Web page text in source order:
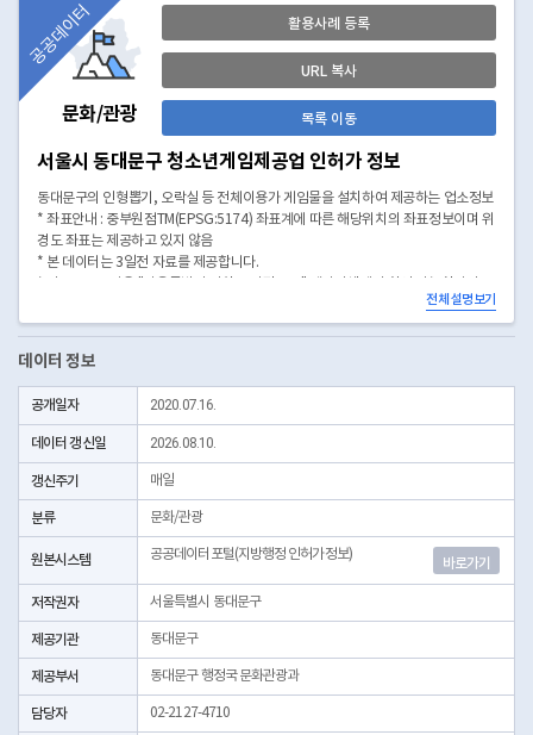
문화/관광
공공데이터 활용사례 등록
URL 복사
목록 이동
서울시 동대문구 청소년게임제공업 인허가 정보
동대문구의 인형뽑기, 오락실 등 전체이용가 게임물을 설치하여 제공하는 업소정보
* 좌표안내 : 중부원점TM(EPSG:5174) 좌표계에 따른 해당위치의 좌표정보이며 위
경도 좌표는 제공하고 있지 않음
* 본 데이터는 3일전 자료를 제공합니다.
(https://data.seoul.go.kr/dataList/OA-22872/S/1/datasetView.do)전체 설명보기
데이터 정보
공개일자 2020.07.16.
데이터 갱신일 2026.08.10.
갱신주기 매일
분류 문화/관광
원본시스템 공공데이터포털(지방행정 인허가정보)
바로가기
저작권자 서울특별시 동대문구
제공기관 동대문구
제공부서 동대문구 행정국 문화관광과
담당자 02-2127-4710